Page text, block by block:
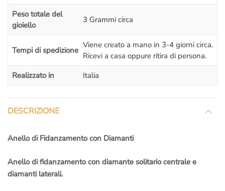
– Incisione interna
al gambo dell’anello (massimo 25 caratteri)
– Confezione regalo.
– Spedizione assicurata e garantita
: Sei tutelato al 100% , non
preoccuparti di nulla.
italiana seria, tutti gli acquisti sono regolarmente
contenente il tuo gioiello
parte dal nostro laboratorio orafo di
quando ti arriverà il pacchetto a casa!
mandiamo il corriere a ritirare il gioiello persistemarlo;
tranquillo,non devi pagare nulla
Peso totale del
gioiello
3 Grammi circa
Tempi di spedizione
Viene creato a mano in 3-4 giorni circa.
Ricevi a casa oppure ritira di persona.
Realizzato in
Italia
DESCRIZIONE
Anello di Fidanzamento con Diamanti
Anello di fidanzamento con diamante solitario centrale e
diamanti laterali.